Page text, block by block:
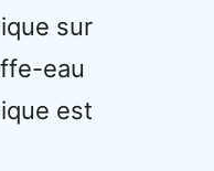
sur
eau
est